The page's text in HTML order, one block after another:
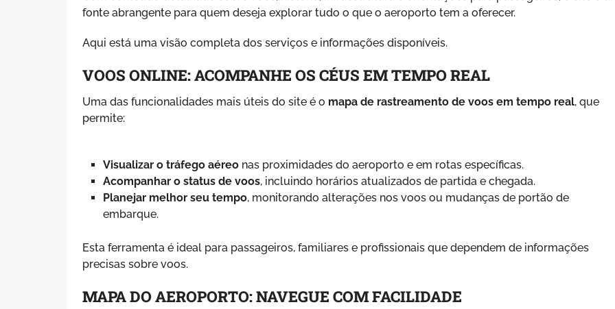
fonte abrangente para quem deseja explorar tudo o que o aeroporto tem a oferecer.
Aqui está uma visão completa dos serviços e informações disponíveis.
VOOS ONLINE: ACOMPANHE OS CÉUS EM TEMPO REAL
Uma das funcionalidades mais úteis do site é o mapa de rastreamento de voos em tempo real, que
permite:
Visualizar o tráfego aéreo nas proximidades do aeroporto e em rotas específicas.
Acompanhar o status de voos, incluindo horários atualizados de partida e chegada.
Planejar melhor seu tempo, monitorando alterações nos voos ou mudanças de portão de
embarque.
Esta ferramenta é ideal para passageiros, familiares e profissionais que dependem de informações
precisas sobre voos.
MAPA DO AEROPORTO: NAVEGUE COM FACILIDADE